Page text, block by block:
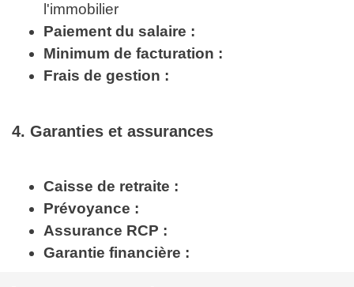
l'immobilier
Paiement du salaire :
Minimum de facturation :
Frais de gestion :
4. Garanties et assurances
Caisse de retraite :
Prévoyance :
Assurance RCP :
Garantie financière :